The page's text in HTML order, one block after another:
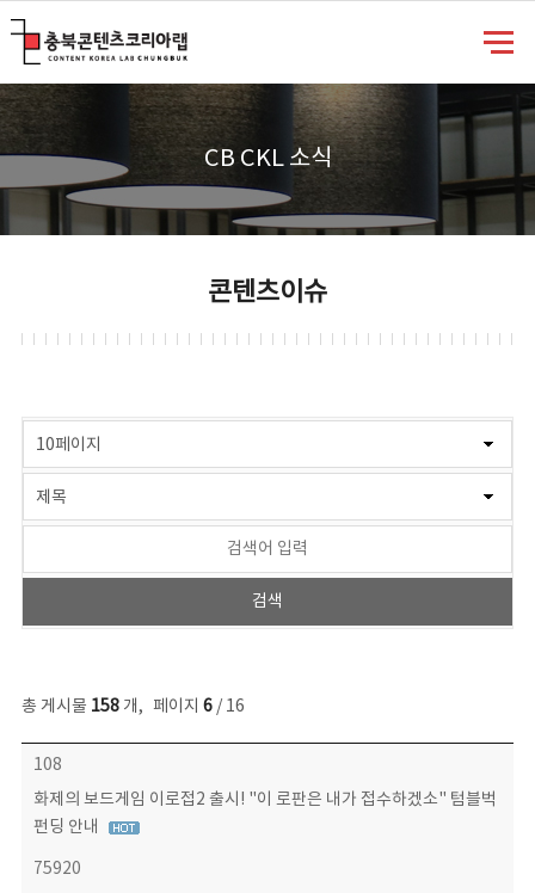
CB CKL 소식
콘텐츠이슈
총 게시물 158개, 페이지 6/ 16
콘텐츠이슈 목록 - 번호, 제목, 작성자, 파일, 조회수, 작성일 정보 제공
108
화제의 보드게임 이로접2 출시! "이 로판은 내가 접수하겠소" 텀블벅
펀딩 안내
75920